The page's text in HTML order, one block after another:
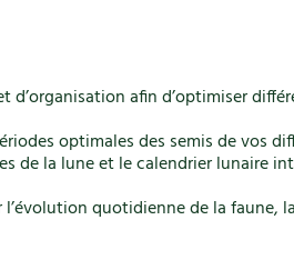
afin d’optimiser
optimales des semis de vos
de la lune et le calendrier lunaire
quotidienne de la faune,